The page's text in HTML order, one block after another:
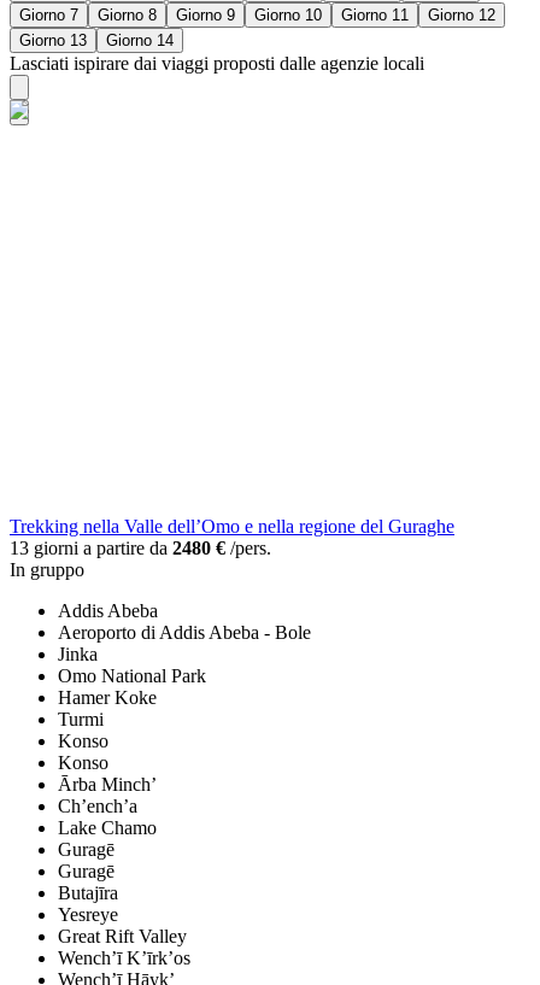
Giorno 7
Giorno 8 Giorno 9 Giorno 10 Giorno 11
Giorno 12
Giorno 13
Giorno 14
Lasciati ispirare dai viaggi proposti dalle agenzie locali
Trekking nella Valle dell’Omo e nella regione del Guraghe
13 giorni a partire da 2480 € /pers.
In gruppo
Addis Abeba
Aeroporto di Addis Abeba - Bole
Jinka
Omo National Park
Hamer Koke
Turmi
Konso
Konso
Ārba Minch’
Ch’ench’a
Lake Chamo
Guragē
Guragē
Butajīra
Yesreye
Great Rift Valley
Wench’ī K’īrk’os
Wench’ī Hāyk’